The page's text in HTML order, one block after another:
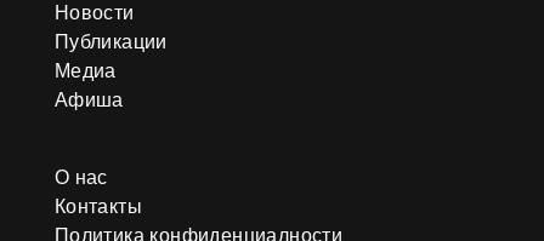
Новости
Публикации
Медиа
Афиша
О нас
Контакты
Политика конфиденциалности